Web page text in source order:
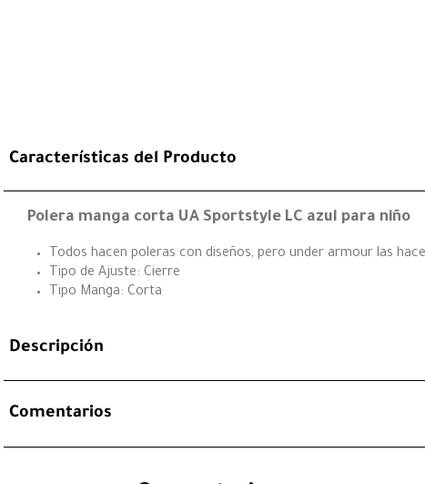
Características del Producto
Polera manga corta UA Sportstyle LC azul para niño
Todos hacen poleras con diseños, pero under armour las
Tipo de Ajuste: Cierre
Tipo Manga: Corta
Descripción
Comentarios